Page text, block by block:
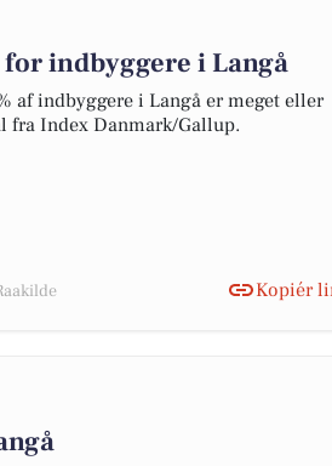
indbyggere i Langå
af indbyggere i Langå er meget eller
fra Index Danmark/Gallup.
Kopiér